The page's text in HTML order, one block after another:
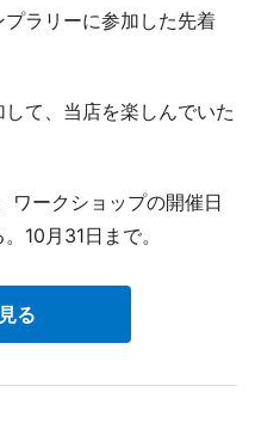
ラリーに参加した先着
て、当店を楽しんでいた
ークショップの開催日
10月31日まで。
る